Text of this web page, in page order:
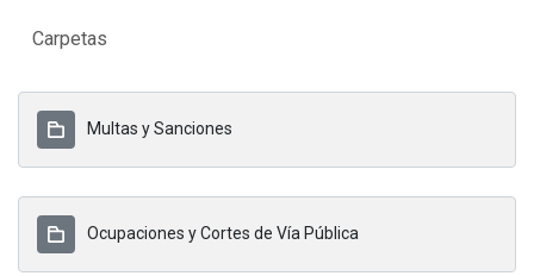
Carpetas
Multas y Sanciones
Ocupaciones y Cortes de Vía Pública